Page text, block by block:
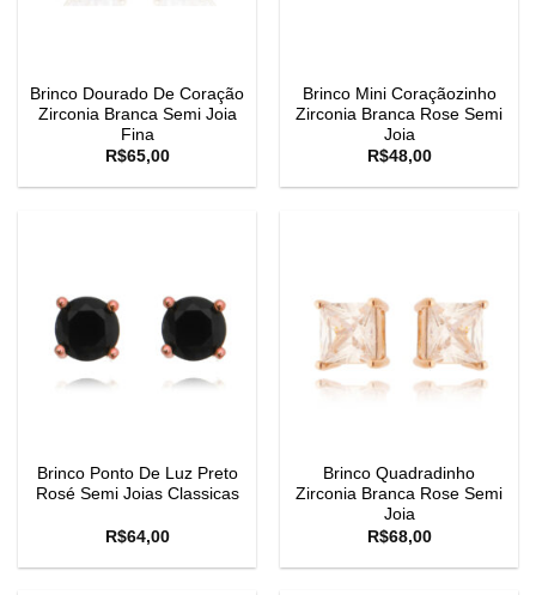
Brinco Dourado De Coração
Zirconia Branca Semi Joia
Fina
R$65,00
Brinco Mini Coraçãozinho
Zirconia Branca Rose Semi
Joia
R$48,00
Brinco Ponto De Luz Preto
Rosé Semi Joias Classicas
R$64,00
Brinco Quadradinho
Zirconia Branca Rose Semi
Joia
R$68,00